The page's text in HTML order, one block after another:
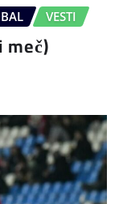
VESTI